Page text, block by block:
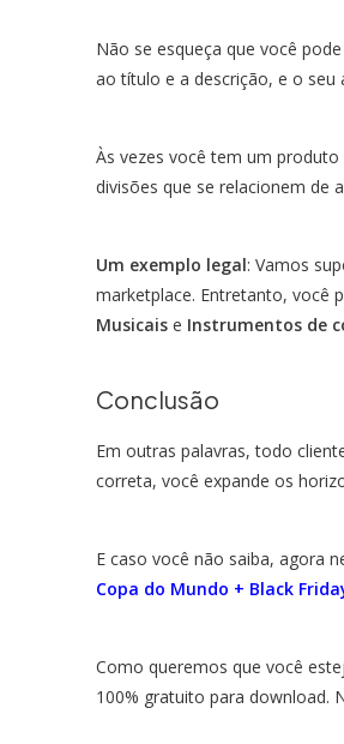
Não se esqueça que você
ao título e a descrição, e o seu
Às vezes você tem um
divisões que se relacionem de
Um exemplo legal: Vamos
marketplace. Entretanto, você
Musicais e Instrumentos de
Conclusão
Em outras palavras, todo
correta, você expande os
E caso você não saiba, agora
Copa do Mundo + Black
Como queremos que você
100% gratuito para download.